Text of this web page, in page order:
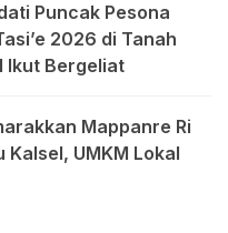
Puncak Pesona
2026 di Tanah
Ikut Bergeliat
Mappanre Ri
Kalsel, UMKM Lokal